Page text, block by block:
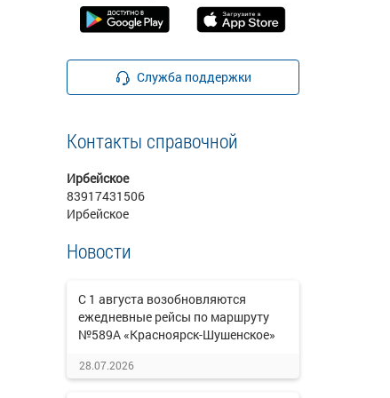
Служба поддержки
Контакты справочной
Ирбейское
83917431506
Ирбейское
Новости
С 1 августа возобновляются
ежедневные рейсы по маршруту
№589А «Красноярск-Шушенское»
28.07.2026